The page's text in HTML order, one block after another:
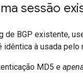
sessão
de BGP existente,
à usada
MD5 e